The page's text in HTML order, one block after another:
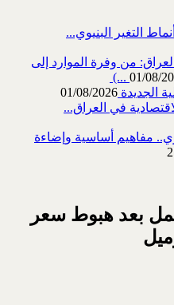
التغير البنيوي...
من وفرة الموارد إلى
01/08/
الجديدة 01/08/2026
في العراق...
مفاهيم أساسية وإضاءة
بعد هبوط سعر